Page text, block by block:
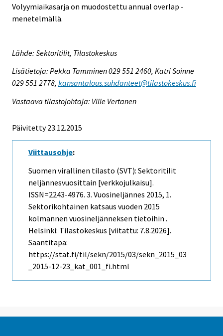
Volyymiaikasarja on muodostettu annual overlap -
menetelmällä.
Lähde: Sektoritilit, Tilastokeskus
Lisätietoja: Pekka Tamminen 029 551 2460, Katri Soinne
029 551 2778, kansantalous.suhdanteet@tilastokeskus.fi
Vastaava tilastojohtaja: Ville Vertanen
Päivitetty 23.12.2015
Viittausohje:
Suomen virallinen tilasto (SVT): Sektoritilit
neljännesvuosittain [verkkojulkaisu].
ISSN=2243-4976. 3. Vuosineljännes 2015, 1.
Sektorikohtainen katsaus vuoden 2015
kolmannen vuosineljänneksen tietoihin .
Helsinki: Tilastokeskus [viitattu: 7.8.2026].
Saantitapa:
https://stat.fi/til/sekn/2015/03/sekn_2015_03
_2015-12-23_kat_001_fi.html